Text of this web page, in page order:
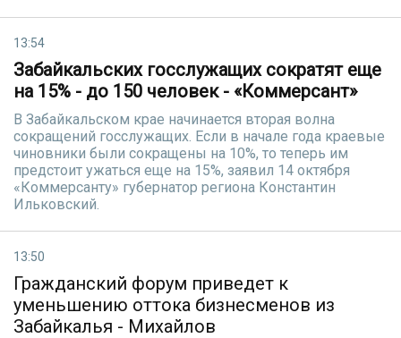
13:54
Забайкальских госслужащих сократят еще
на 15% - до 150 человек - «Коммерсант»
В Забайкальском крае начинается вторая волна
сокращений госслужащих. Если в начале года краевые
чиновники были сокращены на 10%, то теперь им
предстоит ужаться еще на 15%, заявил 14 октября
«Коммерсанту» губернатор региона Константин
Ильковский.
13:50
Гражданский форум приведет к
уменьшению оттока бизнесменов из
Забайкалья - Михайлов